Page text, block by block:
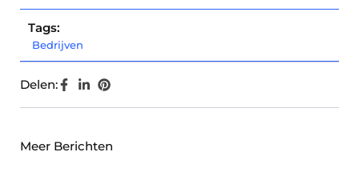
Tags:
Bedrijven
Delen:
Meer Berichten